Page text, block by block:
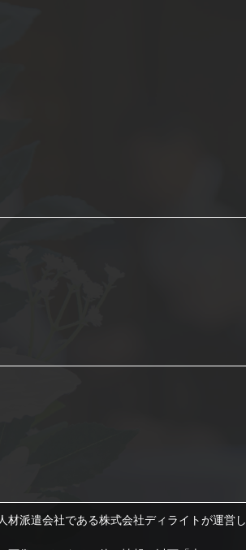
材派遣会社である株式会社ディライトが運営し